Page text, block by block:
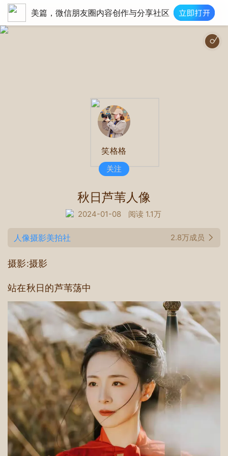
美篇，微信朋友圈内容创作与分享社区
笑格格
关注
秋日芦苇人像
2024-01-08 阅读 1.1万
人像摄影美拍社 2.8万成员
摄影:摄影
站在秋日的芦苇荡中